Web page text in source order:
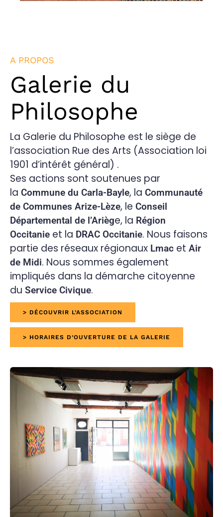
A PROPOS
Galerie du
Philosophe
La Galerie du Philosophe est le siège de
l’association Rue des Arts (Association loi
1901 d’intérêt général) .
Ses actions sont soutenues par
la Commune du Carla-Bayle, la Communauté
de Communes Arize-Lèze, le Conseil
Départemental de l’Ariège, la Région
Occitanie et la DRAC Occitanie. Nous faisons
partie des réseaux régionaux Lmac et Air
de Midi. Nous sommes également
impliqués dans la démarche citoyenne
du Service Civique.
> DÉCOUVRIR L’ASSOCIATION
> HORAIRES D’OUVERTURE DE LA GALERIE